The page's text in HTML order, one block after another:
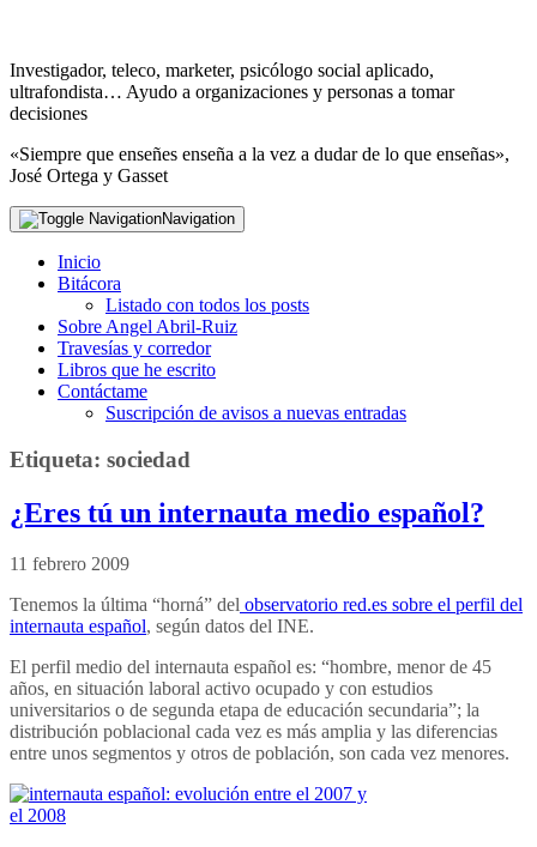
Investigador, teleco, marketer, psicólogo social aplicado,
ultrafondista… Ayudo a organizaciones y personas a tomar
decisiones
«Siempre que enseñes enseña a la vez a dudar de lo que enseñas»,
José Ortega y Gasset
Navigation
Inicio
Bitácora
Listado con todos los posts
Sobre Angel Abril-Ruiz
Travesías y corredor
Libros que he escrito
Contáctame
Suscripción de avisos a nuevas entradas
Etiqueta: sociedad
¿Eres tú un internauta medio español?
11 febrero 2009
Tenemos la última “horná” del observatorio red.es sobre el perfil del
internauta español, según datos del INE.
El perfil medio del internauta español es: “hombre, menor de 45
años, en situación laboral activo ocupado y con estudios
universitarios o de segunda etapa de educación secundaria”; la
distribución poblacional cada vez es más amplia y las diferencias
entre unos segmentos y otros de población, son cada vez menores.